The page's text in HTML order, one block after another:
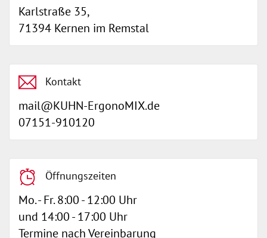
Karlstraße 35,
71394 Kernen im Remstal
Kontakt
mail@KUHN-ErgonoMIX.de
07151-910120
Öffnungszeiten
Mo. - Fr. 8:00 - 12:00 Uhr
und 14:00 - 17:00 Uhr
Termine nach Vereinbarung